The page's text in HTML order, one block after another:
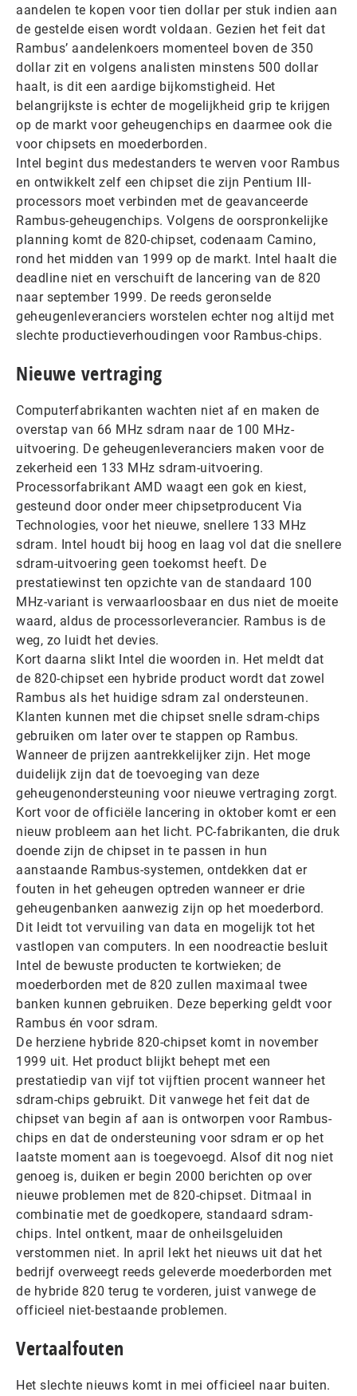
aandelen te kopen voor tien dollar per stuk indien aan
de gestelde eisen wordt voldaan. Gezien het feit dat
Rambus’ aandelenkoers momenteel boven de 350
dollar zit en volgens analisten minstens 500 dollar
haalt, is dit een aardige bijkomstigheid. Het
belangrijkste is echter de mogelijkheid grip te krijgen
op de markt voor geheugenchips en daarmee ook die
voor chipsets en moederborden.
Intel begint dus medestanders te werven voor Rambus
en ontwikkelt zelf een chipset die zijn Pentium III-
processors moet verbinden met de geavanceerde
Rambus-geheugenchips. Volgens de oorspronkelijke
planning komt de 820-chipset, codenaam Camino,
rond het midden van 1999 op de markt. Intel haalt die
deadline niet en verschuift de lancering van de 820
naar september 1999. De reeds geronselde
geheugenleveranciers worstelen echter nog altijd met
slechte productieverhoudingen voor Rambus-chips.
Nieuwe vertraging
Computerfabrikanten wachten niet af en maken de
overstap van 66 MHz sdram naar de 100 MHz-
uitvoering. De geheugenleveranciers maken voor de
zekerheid een 133 MHz sdram-uitvoering.
Processorfabrikant AMD waagt een gok en kiest,
gesteund door onder meer chipsetproducent Via
Technologies, voor het nieuwe, snellere 133 MHz
sdram. Intel houdt bij hoog en laag vol dat die snellere
sdram-uitvoering geen toekomst heeft. De
prestatiewinst ten opzichte van de standaard 100
MHz-variant is verwaarloosbaar en dus niet de moeite
waard, aldus de processorleverancier. Rambus is de
weg, zo luidt het devies.
Kort daarna slikt Intel die woorden in. Het meldt dat
de 820-chipset een hybride product wordt dat zowel
Rambus als het huidige sdram zal ondersteunen.
Klanten kunnen met die chipset snelle sdram-chips
gebruiken om later over te stappen op Rambus.
Wanneer de prijzen aantrekkelijker zijn. Het moge
duidelijk zijn dat de toevoeging van deze
geheugenondersteuning voor nieuwe vertraging zorgt.
Kort voor de officiële lancering in oktober komt er een
nieuw probleem aan het licht. PC-fabrikanten, die druk
doende zijn de chipset in te passen in hun
aanstaande Rambus-systemen, ontdekken dat er
fouten in het geheugen optreden wanneer er drie
geheugenbanken aanwezig zijn op het moederbord.
Dit leidt tot vervuiling van data en mogelijk tot het
vastlopen van computers. In een noodreactie besluit
Intel de bewuste producten te kortwieken; de
moederborden met de 820 zullen maximaal twee
banken kunnen gebruiken. Deze beperking geldt voor
Rambus én voor sdram.
De herziene hybride 820-chipset komt in november
1999 uit. Het product blijkt behept met een
prestatiedip van vijf tot vijftien procent wanneer het
sdram-chips gebruikt. Dit vanwege het feit dat de
chipset van begin af aan is ontworpen voor Rambus-
chips en dat de ondersteuning voor sdram er op het
laatste moment aan is toegevoegd. Alsof dit nog niet
genoeg is, duiken er begin 2000 berichten op over
nieuwe problemen met de 820-chipset. Ditmaal in
combinatie met de goedkopere, standaard sdram-
chips. Intel ontkent, maar de onheilsgeluiden
verstommen niet. In april lekt het nieuws uit dat het
bedrijf overweegt reeds geleverde moederborden met
de hybride 820 terug te vorderen, juist vanwege de
officieel niet-bestaande problemen.
Vertaalfouten
Het slechte nieuws komt in mei officieel naar buiten.